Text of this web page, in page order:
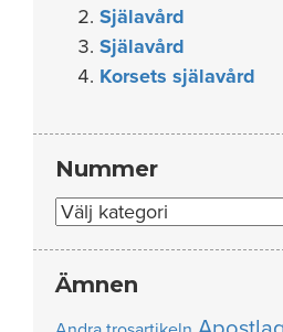
Själavård
Själavård
Korsets själavård
Nummer
Nummer
Ämnen